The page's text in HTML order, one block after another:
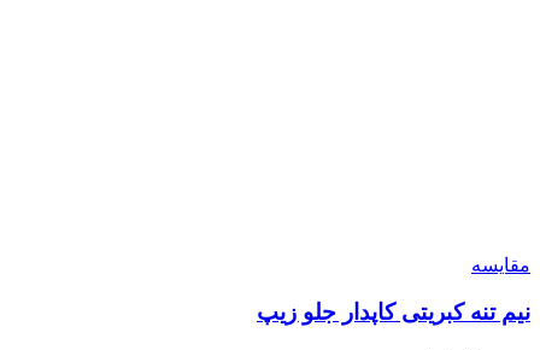
مقایسه
نیم تنه کبریتی کاپدار جلو زیپ